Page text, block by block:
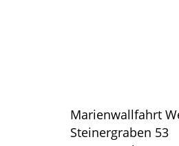
Marienwallfahrt
Steinergraben 53